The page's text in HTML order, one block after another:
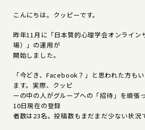
こんにちは。クッピーです。
昨年11月に「日本質的心理学会オンライン
場）」の運用が
開始しました。
「今どき、Facebook？」と思われた方も
ます。実際、クッピ
ーの中の人がグループへの「招待」を頑張
10日現在の登録
者数は23名。投稿数もまだまだ少ない状況